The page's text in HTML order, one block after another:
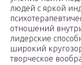
людей с яркой
отношений
лидерские
широкий
творческое